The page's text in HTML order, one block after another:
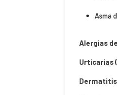
Asma
Alergias
Urticarias